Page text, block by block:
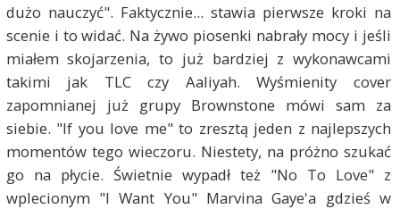
dużo nauczyć". Faktycznie... stawia pierwsze kroki na
scenie i to widać. Na żywo piosenki nabrały mocy i jeśli
miałem skojarzenia, to już bardziej z wykonawcami
takimi jak TLC czy Aaliyah. Wyśmienity cover
zapomnianej już grupy Brownstone mówi sam za
siebie. "If you love me" to zresztą jeden z najlepszych
momentów tego wieczoru. Niestety, na próżno szukać
go na płycie. Świetnie wypadł też "No To Love" z
wplecionym "I Want You" Marvina Gaye'a gdzieś w